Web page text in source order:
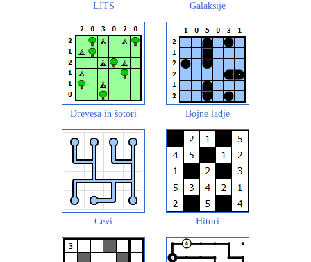
LITS Galaksije
Drevesa in šotori Bojne ladje
Cevi Hitori